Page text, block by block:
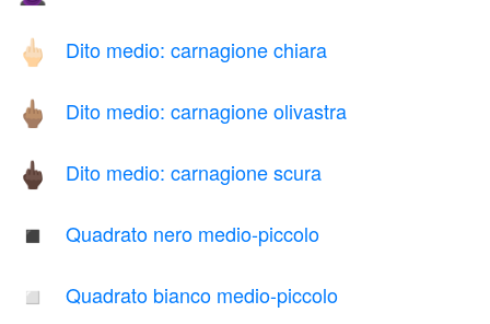
🖕🏻 Dito medio: carnagione chiara
🖕🏽 Dito medio: carnagione olivastra
🖕🏿 Dito medio: carnagione scura
◾ Quadrato nero medio-piccolo
◽ Quadrato bianco medio-piccolo